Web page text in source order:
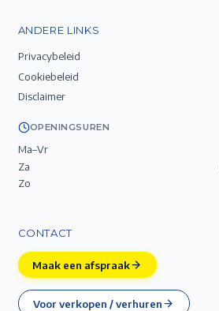
ANDERE LINKS
Privacybeleid
Cookiebeleid
Disclaimer
OPENINGSUREN
Ma–Vr
Za
Zo
CONTACT
Maak een afspraak
Voor verkopen / verhuren